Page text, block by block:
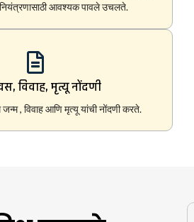
आवश्यक पावले उचलते.
विवाह, मृत्यू नोंदणी
जन्म , विवाह आणि मृत्यू यांची नोंदणी करते.